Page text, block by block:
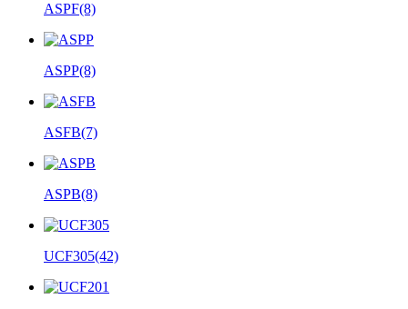
ASPF(8)
ASPP(8)
ASFB(7)
ASPB(8)
UCF305(42)